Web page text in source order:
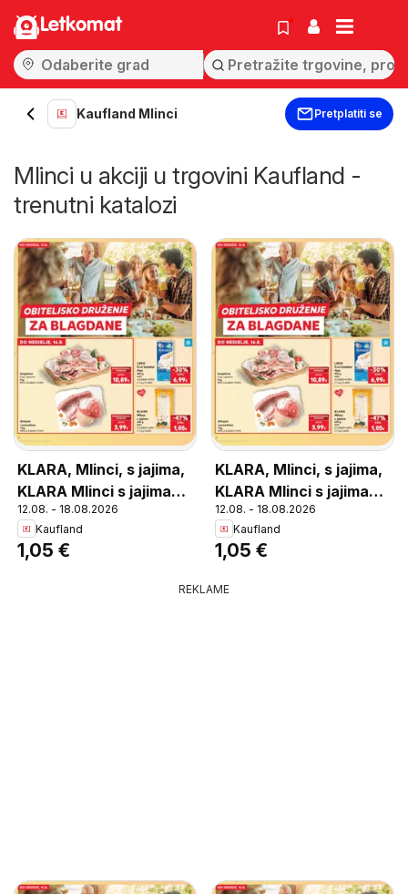
Letkomat
Kaufland Mlinci Pretplatiti se
Mlinci u akciji u trgovini Kaufland -
trenutni katalozi
KLARA, Mlinci, s jajima,
KLARA Mlinci s jajima
250 g
12.08. - 18.08.2026
Kaufland
1,05 €
KLARA, Mlinci, s jajima,
KLARA Mlinci s jajima
250 g
12.08. - 18.08.2026
Kaufland
1,05 €
REKLAME